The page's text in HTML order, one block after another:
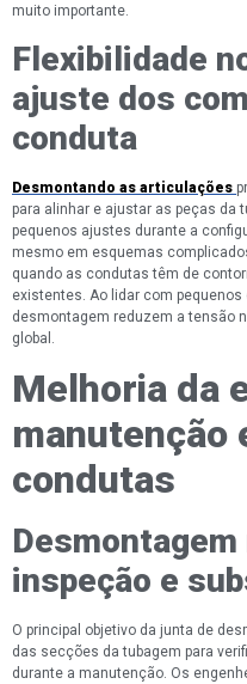
muito importante.
Flexibilidade
ajuste dos
conduta
Desmontando as articulações
para alinhar e ajustar as peças da
pequenos ajustes durante a
mesmo em esquemas
quando as condutas têm de
existentes. Ao lidar com
desmontagem reduzem a tensão
global.
Melhoria da
manutenção
condutas
Desmontagem
inspeção e
O principal objetivo da junta de
das secções da tubagem para
durante a manutenção. Os